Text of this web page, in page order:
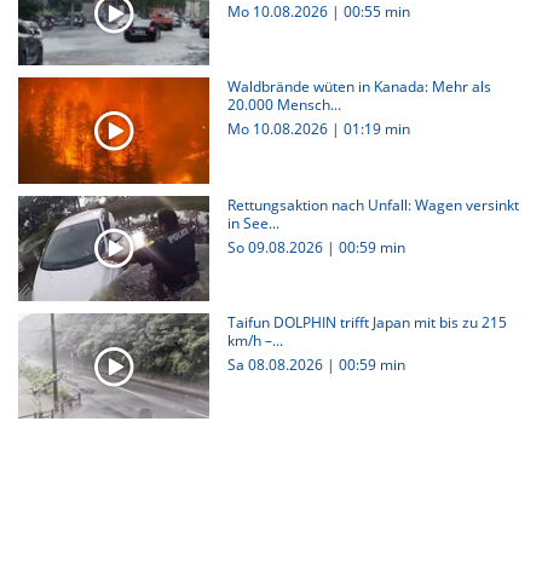
Mo 10.08.2026 | 00:55 min
Waldbrände wüten in Kanada: Mehr als
20.000 Mensch...
Mo 10.08.2026 | 01:19 min
Rettungsaktion nach Unfall: Wagen versinkt
in See...
So 09.08.2026 | 00:59 min
Taifun DOLPHIN trifft Japan mit bis zu 215
km/h –...
Sa 08.08.2026 | 00:59 min